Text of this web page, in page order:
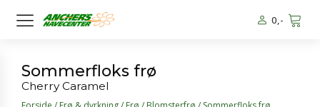
0,-
Sommerfloks frø
Cherry Caramel